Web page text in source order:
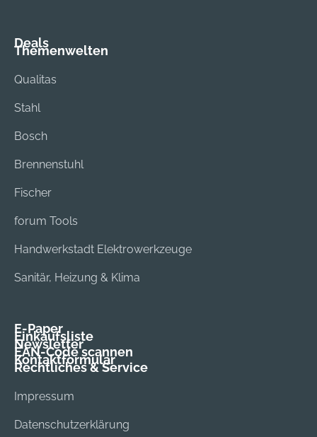
Deals
Themenwelten
Qualitas
Stahl
Bosch
Brennenstuhl
Fischer
forum Tools
Handwerkstadt Elektrowerkzeuge
Sanitär, Heizung & Klima
E-Paper
Einkaufsliste
Newsletter
EAN-Code scannen
Kontaktformular
Rechtliches & Service
Impressum
Datenschutzerklärung